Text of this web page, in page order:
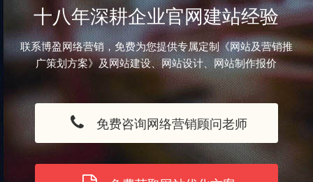
十八年深耕企业官网建站经验
联系博盈网络营销，免费为您提供专属定制《网站及营销推
广策划方案》及网站建设、网站设计、网站制作报价
免费咨询网络营销顾问老师